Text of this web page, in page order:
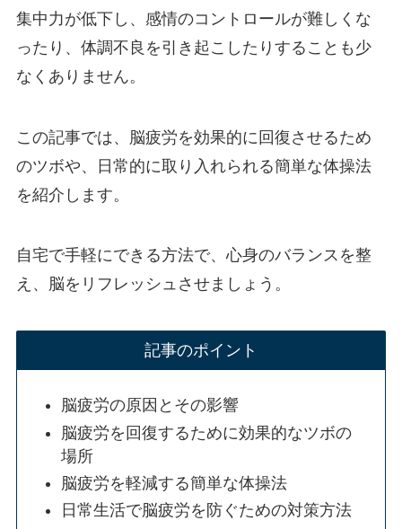
集中力が低下し、感情のコントロールが難しくな
ったり、体調不良を引き起こしたりすることも少
なくありません。
この記事では、脳疲労を効果的に回復させるため
のツボや、日常的に取り入れられる簡単な体操法
を紹介します。
自宅で手軽にできる方法で、心身のバランスを整
え、脳をリフレッシュさせましょう。
記事のポイント
脳疲労の原因とその影響
脳疲労を回復するために効果的なツボの
場所
脳疲労を軽減する簡単な体操法
日常生活で脳疲労を防ぐための対策方法